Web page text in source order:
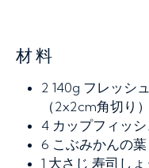
材料
2 140g フレッシ
（2x2cm角切り）
4 カップフィッ
6 こぶみかんの葉
1 大さじ 寿司し